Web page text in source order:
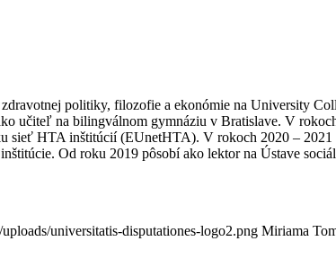
politiky, filozofie a ekonómie na University
učiteľ na bilingválnom gymnáziu v Bratislave. V
sieť HTA inštitúcií (EUnetHTA). V rokoch 2020 –
Od roku 2019 pôsobí ako lektor na Ústave
universitatis-disputationes-logo2.png Miriama